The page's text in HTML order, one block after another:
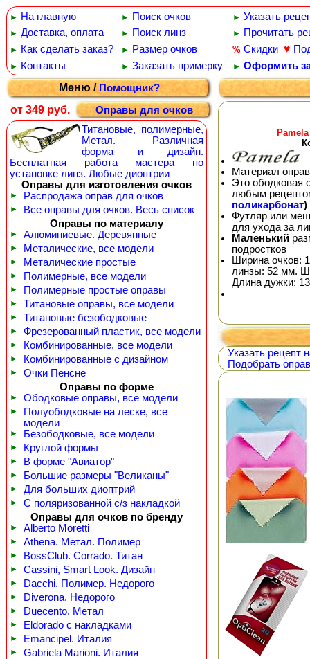
► На главную ► Поиск очков ► Указать
► Доставка, оплата ► Поиск линз ► Прочитать
► Как сделать заказ? ► Размер очков % Скидки ♥
► Контакты ► Заказать примерку ► Оформить
Меню /Помощник?
от 349 руб.
Оправы для очков
Титановые, полимерные,
Метал. Различная
форма и дизайн.
Бесплатная работа мастера по
установке линз. Любые диоптрии
Оправы для изготовления очков
► Распродажа оправ для очков
►
Все оправы для очков. Весь список
Оправы по материалу
► Алюминиевые. Деревянные
► Металические, все модели
► Металические простые
► Полимерные, все модели
► Полимерные простые оправы
► Титановые оправы, все модели
► Титановые безободковые
► Фрезерованный пластик, все модели
► Комбинированные, все модели
► Комбинированные с дизайном
►
Очки Пенсне
Оправы по форме
► Ободковые оправы, все модели
►
Полуободковые на леске, все
модели
► Безободковые, все модели
► Круглой формы
► В форме "Авиатор"
► Большие размеры "Великаны"
► Для больших диоптрий
►
С поляризованной с/з накладкой
Оправы для очков по бренду
► Alberto Moretti
► Athena. Метал. Полимер
► BossClub. Corrado. Титан
► Cassini, Smart Look. Дизайн
► Dacchi. Полимер. Недорого
► Diverona. Недорого
► Duecento. Метал
► Eldorado с накладками
► Emancipel. Италия
► Gabriela Marioni. Италия
Материал
Это ободковая
любым
поликарбонат)
Футляр или
для ухода за
Маленький
подростков
Ширина очков:
линзы: 52 мм.
Длина дужки:
Указать рецепт
Подобрать